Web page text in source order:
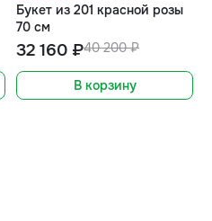
Букет из 201 красной розы
70 см
40 200 ₽
32 160 ₽
В корзину